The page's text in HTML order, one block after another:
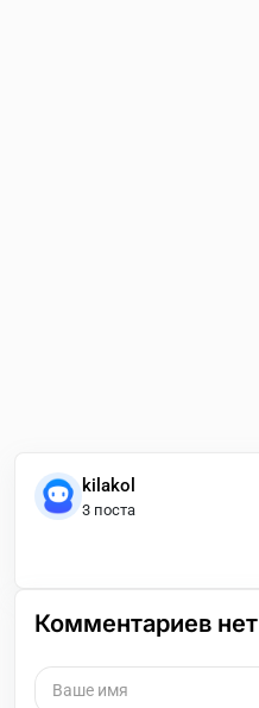
kilakol
3 поста
Комментариев нет